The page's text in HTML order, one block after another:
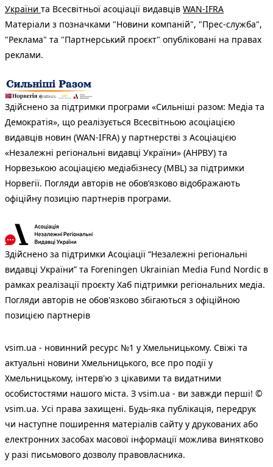
України та Всесвітньої асоціації видавців WAN-IFRA
Матеріали з позначками "Новини компаній", "Прес-служба",
"Реклама" та "Партнерський проєкт" опубліковані на правах
реклами.
Здійснено за підтримки програми «Сильніші разом: Медіа та
Демократія», що реалізується Всесвітньою асоціацією
видавців новин (WAN-IFRA) у партнерстві з Асоціацією
«Незалежні регіональні видавці України» (АНРВУ) та
Норвезькою асоціацією медіабізнесу (MBL) за підтримки
Норвегії. Погляди авторів не обов’язково відображають
офіційну позицію партнерів програми.
Здійснено за підтримки Асоціації “Незалежні регіональні
видавці України” та Foreningen Ukrainian Media Fund Nordic в
рамках реалізації проєкту Хаб підтримки регіональних медіа.
Погляди авторів не обов'язково збігаються з офіційною
позицією партнерів
vsim.ua - новинний ресурс №1 у Хмельницькому. Свіжі та
актуальні новини Хмельницького, все про події у
Хмельницькому, інтерв'ю з цікавими та видатними
особистостями нашого міста. З vsim.ua - ви завжди перші! ©
vsim.ua. Усі права захищені. Будь-яка публiкацiя, передрук
чи наступне поширення матеріалів сайту у друкованих або
електронних засобах масової інформації можлива винятково
у разі письмового дозволу правовласника.